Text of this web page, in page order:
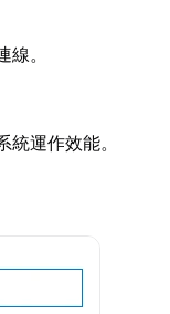
。
運作效能。